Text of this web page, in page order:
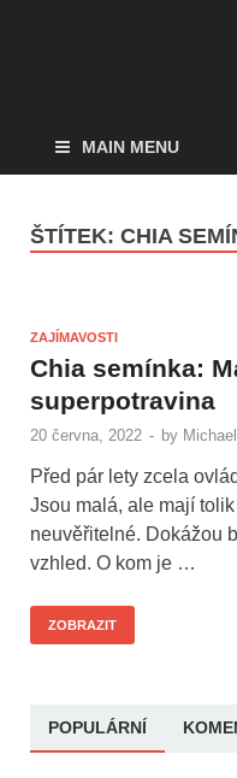
MAIN MENU
ŠTÍTEK: CHIA
ZAJÍMAVOSTI
Chia semínka:
superpotravina
20 června, 2022 - by
Před pár lety zcela
Jsou malá, ale mají
neuvěřitelné. Dokážou
vzhled. O kom je …
ZOBRAZIT
POPULÁRNÍ